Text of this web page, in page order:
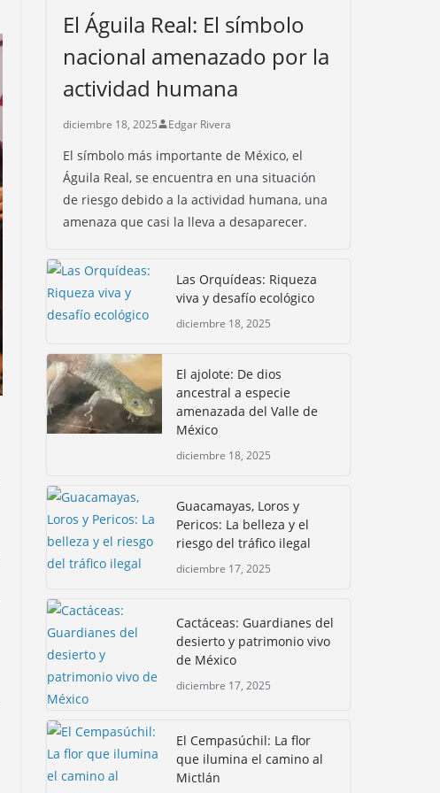
El Águila Real: El símbolo
nacional amenazado por la
actividad humana
diciembre 18, 2025 Edgar Rivera
El símbolo más importante de México, el
Águila Real, se encuentra en una situación
de riesgo debido a la actividad humana, una
amenaza que casi la lleva a desaparecer.
Las Orquídeas: Riqueza
viva y desafío ecológico
diciembre 18, 2025
El ajolote: De dios
ancestral a especie
amenazada del Valle de
México
diciembre 18, 2025
Guacamayas, Loros y
Pericos: La belleza y el
riesgo del tráfico ilegal
diciembre 17, 2025
Cactáceas: Guardianes del
desierto y patrimonio vivo
de México
diciembre 17, 2025
El Cempasúchil: La flor
que ilumina el camino al
Mictlán